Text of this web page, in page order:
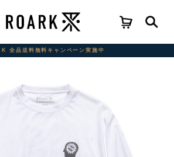
全品送料無料キャンペーン実施中